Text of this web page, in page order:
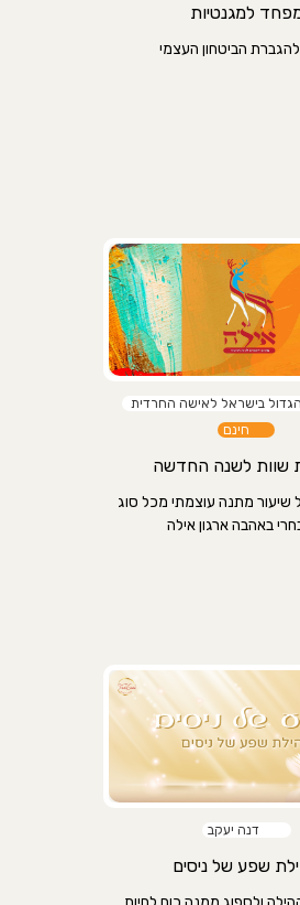
למגנטיות
הביטחון העצמי
בישראל לאישה החרדית
חינם
שוות לשנה החדשה
שיעור מתנה עוצמתי מכל סוג
באהבה ארגון אילה
דנה יעקב
שפע של ניסים